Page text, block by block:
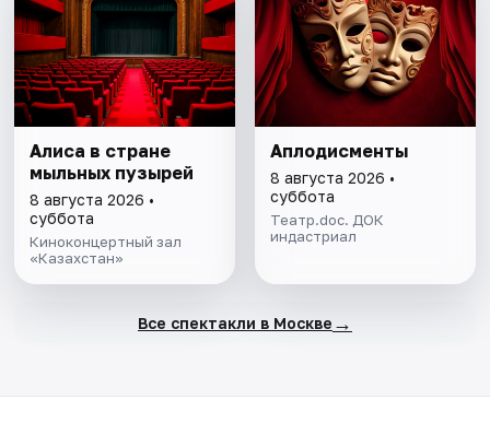
Алиса в стране
мыльных пузырей
8 августа 2026 •
суббота
Киноконцертный зал
«Казахстан»
Аплодисменты
8 августа 2026 •
суббота
Театр.doc. ДОК
индастриал
Все спектакли в Москве →